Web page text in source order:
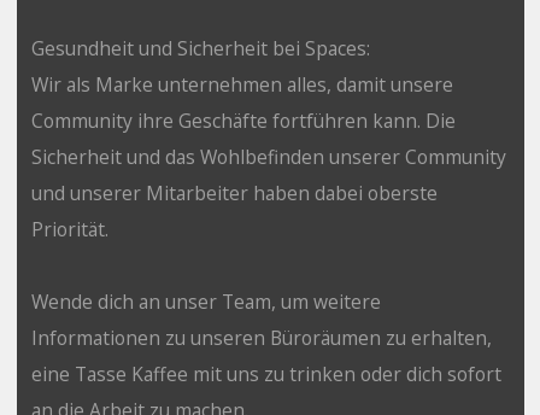
Gesundheit und Sicherheit bei Spaces:
Wir als Marke unternehmen alles, damit unsere
Community ihre Geschäfte fortführen kann. Die
Sicherheit und das Wohlbefinden unserer Community
und unserer Mitarbeiter haben dabei oberste
Priorität.
Wende dich an unser Team, um weitere
Informationen zu unseren Büroräumen zu erhalten,
eine Tasse Kaffee mit uns zu trinken oder dich sofort
an die Arbeit zu machen.